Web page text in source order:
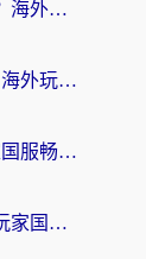
在美国用什么加速器玩装甲风暴？海外玩家亲测有效的国服游戏加速指南
欧洲可以打暗黑破坏神3吗知乎？海外玩家国服游戏加速终极指南
在国外可以玩剑灵2吗？海外玩家国服畅玩终极指南（附永恒之塔明日方舟加速方案）
欧洲可以玩跑跑卡丁车吗？海外玩家国服游戏畅玩终极指南（附QQ炫舞剑网3解决方案）